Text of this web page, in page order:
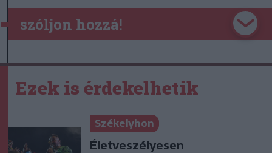
szóljon hozzá!
Ezek is érdekelhetik
Székelyhon
Életveszélyesen